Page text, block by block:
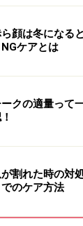
顔は冬になる
NGケアとは
クの適量って
割れた時の対
でのケア方法